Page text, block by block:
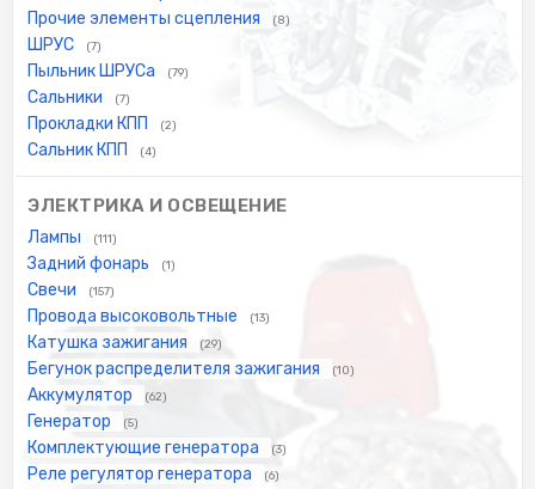
Прочие элементы сцепления
(8)
ШРУС (7)
Пыльник ШРУСа (79)
Сальники (7)
Прокладки КПП (2)
Сальник КПП (4)
ЭЛЕКТРИКА И ОСВЕЩЕНИЕ
Лампы (111)
Задний фонарь (1)
Свечи (157)
Провода высоковольтные (13)
Катушка зажигания (29)
Бегунок распределителя зажигания (10)
Аккумулятор (62)
Генератор (5)
Комплектующие генератора (3)
Реле регулятор генератора (6)